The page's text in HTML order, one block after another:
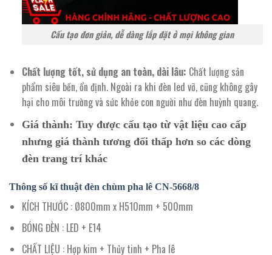
Cấu tạo đơn giản, dễ dàng lắp đặt ở mọi không gian
Chất lượng tốt, sử dụng an toàn, dài lâu: Chất lượng sản
phẩm siêu bền, ổn định. Ngoài ra khi đèn led vỡ, cũng không gây
hại cho môi trường và sức khỏe con người như đèn huỳnh quang.
Giá thành: Tuy được cấu tạo từ vật liệu cao cấp
nhưng giá thành tương đối thấp hơn so các dòng
đèn trang trí khác
Thông số kĩ thuật đèn chùm pha lê CN-5668/8
KÍCH THƯỚC : Ø800mm x H510mm + 500mm
BÓNG ĐÈN : LED + E14
CHẤT LIỆU : Hợp kim + Thủy tinh + Pha lê